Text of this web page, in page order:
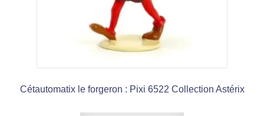
Cétautomatix le forgeron : Pixi 6522 Collection Astérix